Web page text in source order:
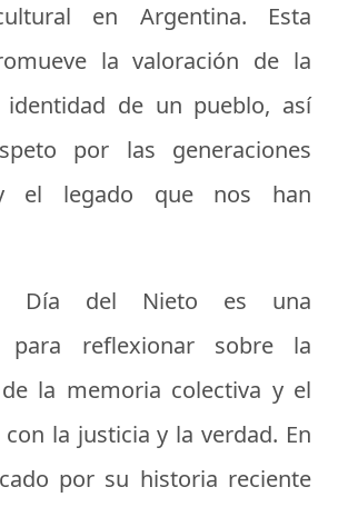
en Argentina. Esta
la valoración de la
de un pueblo, así
por las generaciones
el legado que nos han
Día del Nieto es una
para reflexionar sobre la
la memoria colectiva y el
la justicia y la verdad. En
por su historia reciente